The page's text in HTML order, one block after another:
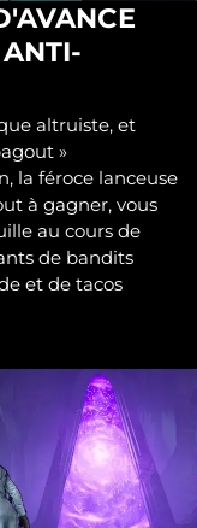
altruiste, et
»
la féroce lanceuse
à gagner, vous
au cours de
de bandits
et de tacos